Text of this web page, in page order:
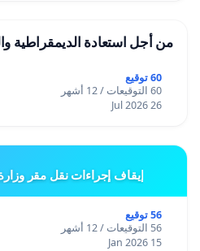
من أجل استعادة الديمقراطية
60 توقيع
60 التوقيعات / 12 أشهر
26 Jul 2026
إيقاف إجراءات نقل مقر
56 توقيع
56 التوقيعات / 12 أشهر
15 Jan 2026